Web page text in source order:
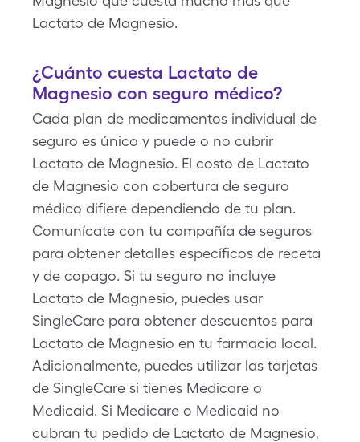
Lactato de Magnesio.
¿Cuánto cuesta Lactato de
Magnesio con seguro médico?
Cada plan de medicamentos individual de
seguro es único y puede o no cubrir
Lactato de Magnesio. El costo de Lactato
de Magnesio con cobertura de seguro
médico difiere dependiendo de tu plan.
Comunícate con tu compañía de seguros
para obtener detalles específicos de receta
y de copago. Si tu seguro no incluye
Lactato de Magnesio, puedes usar
SingleCare para obtener descuentos para
Lactato de Magnesio en tu farmacia local.
Adicionalmente, puedes utilizar las tarjetas
de SingleCare si tienes Medicare o
Medicaid. Si Medicare o Medicaid no
cubran tu pedido de Lactato de Magnesio,